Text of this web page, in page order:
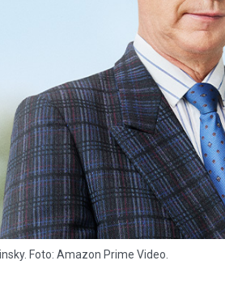
Foto: Amazon Prime Video.